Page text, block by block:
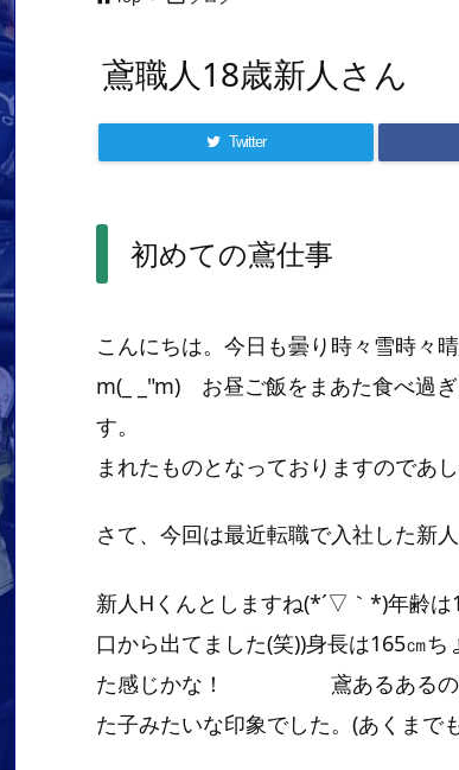
鳶職人18歳新人さん
Twitter
初めての鳶仕事
こんにちは。今日も曇り時々雪時
m(_ _"m) お昼ご飯をまあた食べ過
す。 今回も私の個人
まれたものとなっておりますのであ
さて、今回は最近転職で入社した新
新人Hくんとしますね(*´▽｀*)年齢は
口から出てました(笑))身長は165㎝
た感じかな！ 鳶あるあるの見た
た子みたいな印象でした。(あくまで